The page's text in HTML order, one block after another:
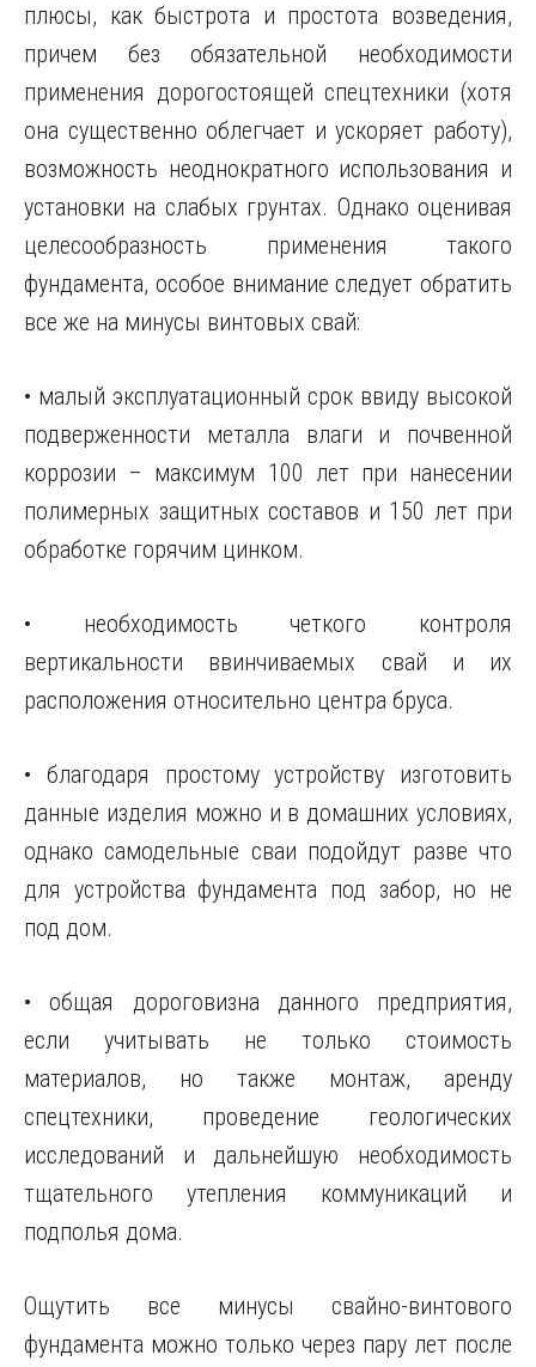
плюсы, как быстрота и простота возведения,
причем без обязательной необходимости
применения дорогостоящей спецтехники (хотя
она существенно облегчает и ускоряет работу),
возможность неоднократного использования и
установки на слабых грунтах. Однако оценивая
целесообразность применения такого
фундамента, особое внимание следует обратить
все же на минусы винтовых свай:
• малый эксплуатационный срок ввиду высокой
подверженности металла влаги и почвенной
коррозии – максимум 100 лет при нанесении
полимерных защитных составов и 150 лет при
обработке горячим цинком.
• необходимость четкого контроля
вертикальности ввинчиваемых свай и их
расположения относительно центра бруса.
• благодаря простому устройству изготовить
данные изделия можно и в домашних условиях,
однако самодельные сваи подойдут разве что
для устройства фундамента под забор, но не
под дом.
• общая дороговизна данного предприятия,
если учитывать не только стоимость
материалов, но также монтаж, аренду
спецтехники, проведение геологических
исследований и дальнейшую необходимость
тщательного утепления коммуникаций и
подполья дома.
Ощутить все минусы свайно-винтового
фундамента можно только через пару лет после